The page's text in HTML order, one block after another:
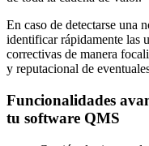
En caso de detectarse una
identificar rápidamente las
correctivas de manera
y reputacional de
Funcionalidades
tu software QMS